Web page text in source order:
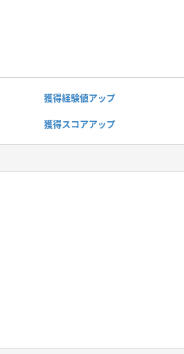
獲得経験値アップ
獲得スコアアップ